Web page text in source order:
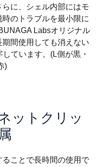
に、シェル内部にはモ
のトラブルを最小限に
Labsオリジナル
間使用しても消えない
ています。(L側が黒・
)
ットクリッ
ことで長時間の使用で